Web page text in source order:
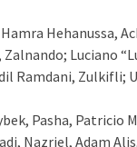
Hehanussa,
Luciano
Ramdani, Zulkifli;
Pasha, Patricio
Nazriel, Adam